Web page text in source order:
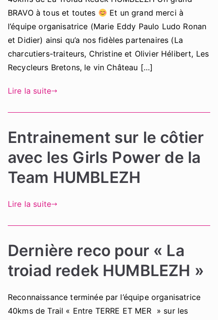
BRAVO à tous et toutes
Et un grand merci à
l’équipe organisatrice (Marie Eddy Paulo Ludo Ronan
et Didier) ainsi qu’a nos fidèles partenaires (La
charcutiers-traiteurs, Christine et Olivier Hélibert, Les
Recycleurs Bretons, le vin Château […]
Lire la suite
Entrainement sur le côtier
avec les Girls Power de la
Team HUMBLEZH
Lire la suite
Dernière reco pour « La
troiad redek HUMBLEZH »
Reconnaissance terminée par l’équipe organisatrice
40kms de Trail « Entre TERRE ET MER » sur les